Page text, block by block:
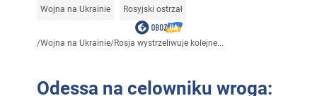
Wojna na Ukrainie Rosyjski ostrzał
/Wojna na Ukrainie/Rosja wystrzeliwuje kolejne...
Odessa na celowniku wroga: